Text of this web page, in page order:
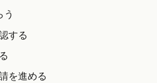
する
を進める